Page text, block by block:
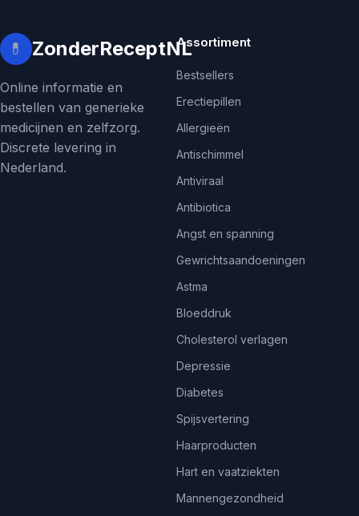
💊 ZonderReceptNL
Online informatie en
bestellen van generieke
medicijnen en zelfzorg.
Discrete levering in
Nederland.
Assortiment
Bestsellers
Erectiepillen
Allergieën
Antischimmel
Antiviraal
Antibiotica
Angst en spanning
Gewrichtsaandoeningen
Astma
Bloeddruk
Cholesterol verlagen
Depressie
Diabetes
Spijsvertering
Haarproducten
Hart en vaatziekten
Mannengezondheid